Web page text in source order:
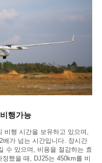
행가능
비행 시간을 보유하고 있으며,
배가 넘는 시간입니다. 장시간
수 있으며, 비용을 절감하는 효
했을 때, DJ25는 450km를 비